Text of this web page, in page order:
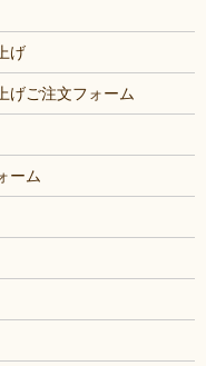
げ
げご注文フォーム
ーム